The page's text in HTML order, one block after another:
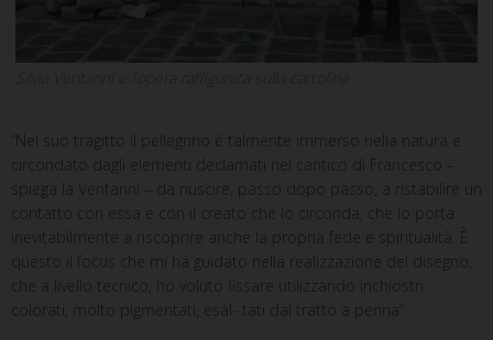
“Nel suo tragitto il pellegrino è talmente immerso nella natura e
circondato dagli elementi declamati nel cantico di Francesco –
spiega la Ventanni – da riuscire, passo dopo passo, a ristabilire un
contatto con essa e con il creato che lo circonda,
che lo porta
inevitabilmente a riscoprire anche la propria fede e spiritualità. È
questo il focus che mi ha guidato nella realizzazione del disegno,
che a livello tecnico, ho voluto fissare utilizzando inchiostri
colorati, molto pigmentati, esal-
tati dal tratto a penna”.